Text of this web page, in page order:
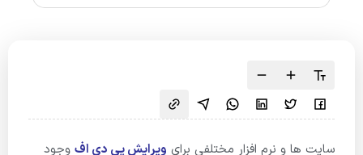
سایت ها و نرم افزار مختلفی برای ویرایش پی دی اف وجود